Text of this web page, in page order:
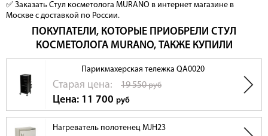
✅ Заказать Стул косметолога MURANO в интернет магазине в
Москве с доставкой по России.
ПОКУПАТЕЛИ, КОТОРЫЕ ПРИОБРЕЛИ СТУЛ
КОСМЕТОЛОГА MURANO, ТАКЖЕ КУПИЛИ
Парикмахерская тележка QA0020
Cтарая цена: 19 550руб
Цена: 11 700 руб
Нагреватель полотенец MJH23